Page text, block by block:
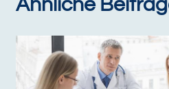
Ähnliche